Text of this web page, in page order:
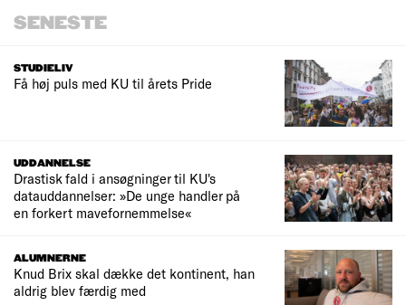
SENESTE
STUDIELIV
Få høj puls med KU til årets Pride
UDDANNELSE
Drastisk fald i ansøgninger til KU's
datauddannelser: »De unge handler på
en forkert mavefornemmelse«
ALUMNERNE
Knud Brix skal dække det kontinent, han
aldrig blev færdig med